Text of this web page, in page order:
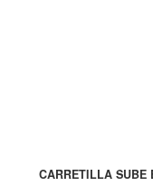
CARRETILLA SUBE